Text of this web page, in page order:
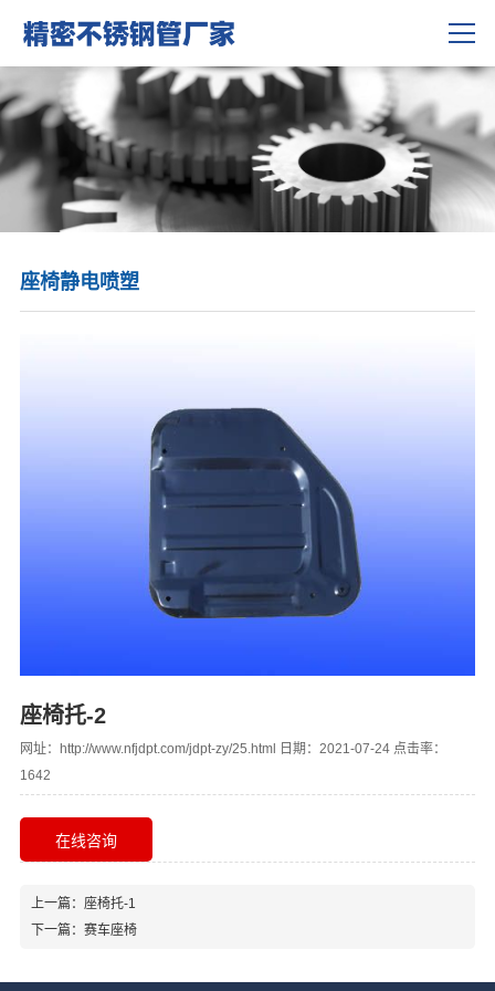
联系我们
座椅静电喷塑
座椅托-2
网址：http://www.nfjdpt.com/jdpt-zy/25.html 日期：2021-07-24 点击率：
1642
在线咨询
上一篇： 座椅托-1
下一篇： 赛车座椅